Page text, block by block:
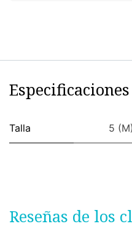
Especificaciones
Talla 5 (M)
Reseñas de los